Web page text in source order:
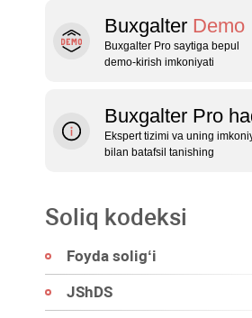
Buxgalter Demo
Buxgalter Pro saytiga bepul
demo‑kirish imkoniyati
Buxgalter Pro
Ekspert tizimi va uning
bilan batafsil tanishing
Soliq kodeksi
Foyda soligʻi
JShDS